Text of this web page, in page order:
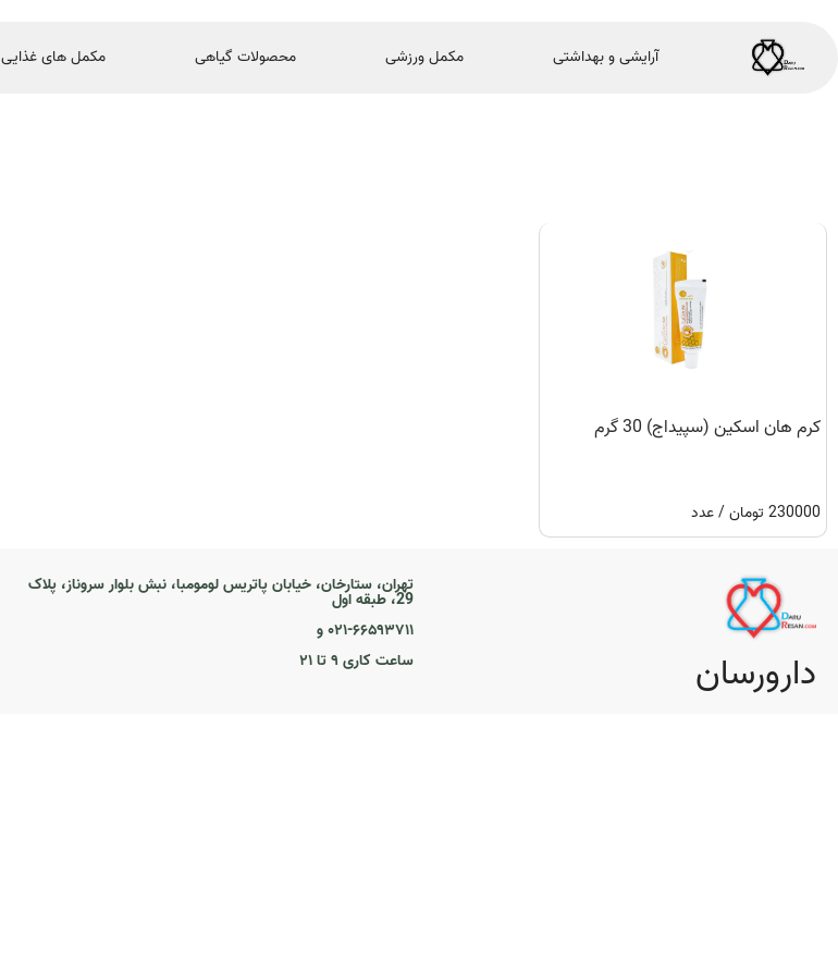
آرایشی و بهداشتی مکمل ورزشی محصولات گیاهی مکمل های غذایی
کرم هان اسکین (سپیداج) 30 گرم
230000 تومان / عدد
دارورسان
تهران، ستارخان، خیابان پاتریس لومومبا، نبش بلوار سروناز، پلاک
29، طبقه اول
۰۲۱-۶۶۵۹۳۷۱۱ و
ساعت کاری ۹ تا ۲۱